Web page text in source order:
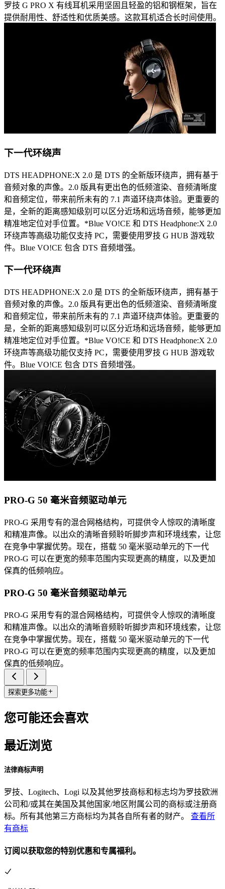
罗技 G PRO X 有线耳机采用坚固且轻盈的铝和钢框架，旨在
提供耐用性、舒适性和优质美感。这款耳机适合长时间使用。
下一代环绕声
DTS HEADPHONE:X 2.0 是 DTS 的全新版环绕声，拥有基于
音频对象的声像。2.0 版具有更出色的低频渲染、音频清晰度
和音频定位，带来前所未有的 7.1 声道环绕声体验。更重要的
是，全新的距离感知级别可以区分近场和远场音频，能够更加
精准地定位对手位置。*Blue VO!CE 和 DTS Headphone:X 2.0
环绕声等高级功能仅支持 PC，需要使用罗技 G HUB 游戏软
件。Blue VO!CE 包含 DTS 音频增强。
下一代环绕声
DTS HEADPHONE:X 2.0 是 DTS 的全新版环绕声，拥有基于
音频对象的声像。2.0 版具有更出色的低频渲染、音频清晰度
和音频定位，带来前所未有的 7.1 声道环绕声体验。更重要的
是，全新的距离感知级别可以区分近场和远场音频，能够更加
精准地定位对手位置。*Blue VO!CE 和 DTS Headphone:X 2.0
环绕声等高级功能仅支持 PC，需要使用罗技 G HUB 游戏软
件。Blue VO!CE 包含 DTS 音频增强。
PRO-G 50 毫米音频驱动单元
PRO-G 采用专有的混合网格结构，可提供令人惊叹的清晰度
和精准声像。以出众的清晰音频聆听脚步声和环境线索，让您
在竞争中掌握优势。现在，搭载 50 毫米驱动单元的下一代
PRO-G 可以在更宽的频率范围内实现更高的精度，以及更加
保真的低频响应。
PRO-G 50 毫米音频驱动单元
PRO-G 采用专有的混合网格结构，可提供令人惊叹的清晰度
和精准声像。以出众的清晰音频聆听脚步声和环境线索，让您
在竞争中掌握优势。现在，搭载 50 毫米驱动单元的下一代
PRO-G 可以在更宽的频率范围内实现更高的精度，以及更加
保真的低频响应。
探索更多功能
您可能还会喜欢
最近浏览
法律商标声明
罗技、Logitech、Logi 以及其他罗技商标和标志均为罗技欧洲
公司和/或其在美国及其他国家/地区附属公司的商标或注册商
标。所有其他第三方商标均为其各自所有者的财产。 查看所
有商标
订阅以获取您的特别优惠和专属福利。